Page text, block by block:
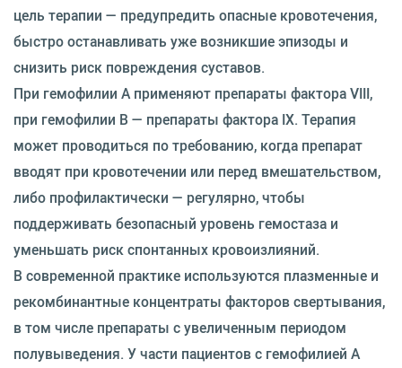
цель терапии — предупредить опасные кровотечения,
быстро останавливать уже возникшие эпизоды и
снизить риск повреждения суставов.
При гемофилии A применяют препараты фактора VIII,
при гемофилии B — препараты фактора IX. Терапия
может проводиться по требованию, когда препарат
вводят при кровотечении или перед вмешательством,
либо профилактически — регулярно, чтобы
поддерживать безопасный уровень гемостаза и
уменьшать риск спонтанных кровоизлияний.
В современной практике используются плазменные и
рекомбинантные концентраты факторов свертывания,
в том числе препараты с увеличенным периодом
полувыведения. У части пациентов с гемофилией A